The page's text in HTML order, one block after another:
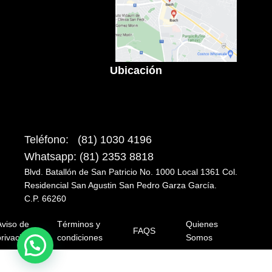
Ubicación
Teléfono: (81) 1030 4196
Whatsapp: (81) 2353 8818
Blvd. Batallón de San Patricio No. 1000 Local 1361 Col.
Residencial San Agustin San Pedro Garza García.
C.P. 66260
de
Términos y
condiciones
FAQS
Quienes
Somos